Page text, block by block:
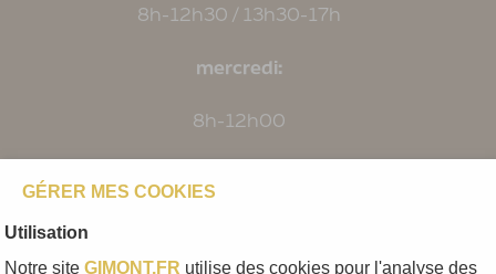
8h-12h30 / 13h30-17h
mercredi:
8h-12h00
GÉRER MES COOKIES
Utilisation
Notre siteGIMONT.FR utilise des cookies pour l'analyse des